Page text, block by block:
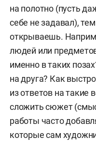
на полотно (пусть
себе не задавал),
открываешь.
людей или
именно в таких
на друга? Как
из ответов на такие
сложить сюжет
работы часто
которые сам